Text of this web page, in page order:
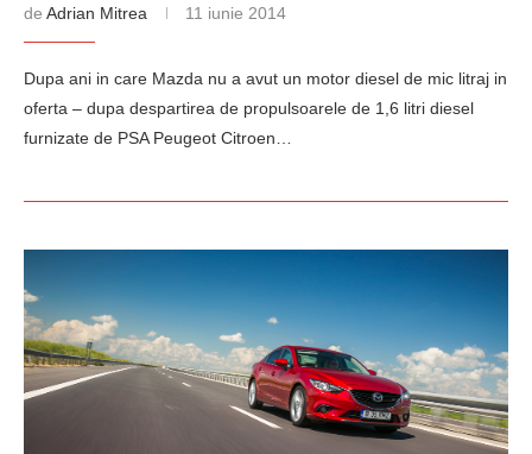
de Adrian Mitrea 11 iunie 2014
Dupa ani in care Mazda nu a avut un motor diesel de mic litraj in
oferta – dupa despartirea de propulsoarele de 1,6 litri diesel
furnizate de PSA Peugeot Citroen…